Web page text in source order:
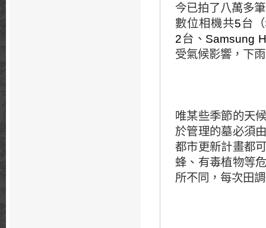
今已拍了八萬多
數位相機共5台（
2台、 Samsung
受氣候影響，下
唯某些季節的天
於管理的墓必須
都市更新計畫都
蜂、有毒植物等
所不同，每次田